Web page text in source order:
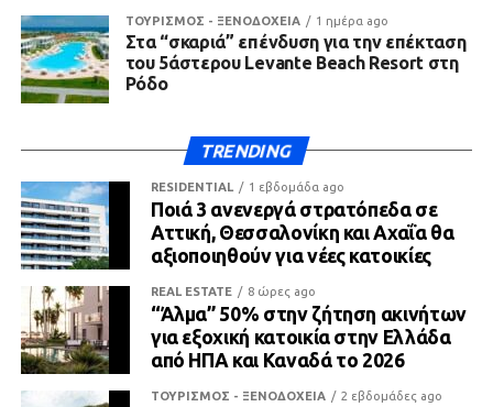
ΤΟΥΡΙΣΜΟΣ - ΞΕΝΟΔΟΧΕΙΑ 1 ημέρα ago
Στα “σκαριά” επένδυση για την επέκταση
του 5άστερου Levante Beach Resort στη
Ρόδο
TRENDING
RESIDENTIAL 1 εβδομάδα ago
Ποιά 3 ανενεργά στρατόπεδα σε
Αττική, Θεσσαλονίκη και Αχαΐα θα
αξιοποιηθούν για νέες κατοικίες
REAL ESTATE 8 ώρες ago
“Άλμα” 50% στην ζήτηση ακινήτων
για εξοχική κατοικία στην Ελλάδα
από ΗΠΑ και Καναδά το 2026
ΤΟΥΡΙΣΜΟΣ - ΞΕΝΟΔΟΧΕΙΑ 2 εβδομάδες ago